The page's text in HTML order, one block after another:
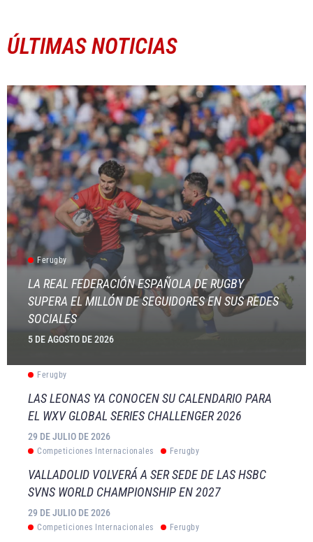
ÚLTIMAS NOTICIAS
Ferugby
LA REAL FEDERACIÓN ESPAÑOLA DE RUGBY
SUPERA EL MILLÓN DE SEGUIDORES EN SUS REDES
SOCIALES
5 DE AGOSTO DE 2026
Ferugby
LAS LEONAS YA CONOCEN SU CALENDARIO PARA
EL WXV GLOBAL SERIES CHALLENGER 2026
29 DE JULIO DE 2026
Competiciones Internacionales Ferugby
VALLADOLID VOLVERÁ A SER SEDE DE LAS HSBC
SVNS WORLD CHAMPIONSHIP EN 2027
29 DE JULIO DE 2026
Competiciones Internacionales Ferugby